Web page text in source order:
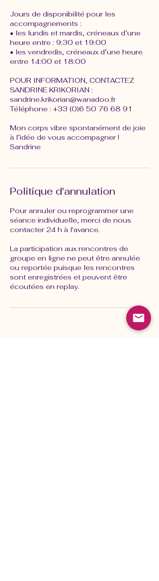
Jours de disponibilité pour les
accompagnements :
• les lundis et mardis, créneaux d’une
heure entre : 9:30 et 19:00
• les vendredis, créneaux d’une heure
entre 14:00 et 18:00
POUR INFORMATION, CONTACTEZ
SANDRINE KRIKORIAN :
sandrine.krikorian@wanadoo.fr
Téléphone : +33 (0)6 50 76 68 91
Mon corps vibre spontanément de joie
à l’idée de vous accompagner !
Sandrine
Politique d'annulation
Pour annuler ou reprogrammer une
séance individuelle, merci de nous
contacter 24 h à l'avance.
La participation aux rencontres de
groupe en ligne ne peut être annulée
ou reportée puisque les rencontres
sont enregistrées et peuvent être
écoutées en replay.